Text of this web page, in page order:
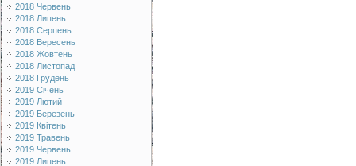
2018 Червень
2018 Липень
2018 Серпень
2018 Вересень
2018 Жовтень
2018 Листопад
2018 Грудень
2019 Січень
2019 Лютий
2019 Березень
2019 Квітень
2019 Травень
2019 Червень
2019 Липень